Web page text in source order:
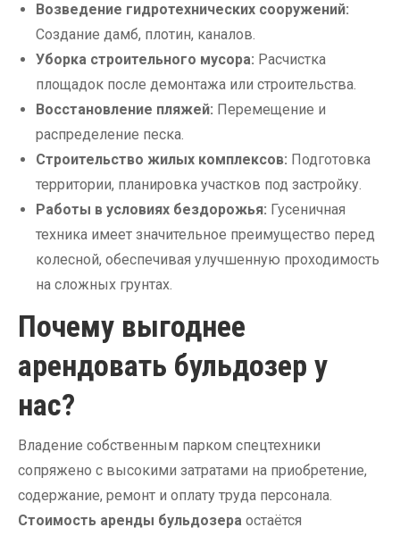
Возведение гидротехнических сооружений:
Создание дамб, плотин, каналов.
Уборка строительного мусора: Расчистка
площадок после демонтажа или строительства.
Восстановление пляжей: Перемещение и
распределение песка.
Строительство жилых комплексов: Подготовка
территории, планировка участков под застройку.
Работы в условиях бездорожья: Гусеничная
техника имеет значительное преимущество перед
колесной, обеспечивая улучшенную проходимость
на сложных грунтах.
Почему выгоднее
арендовать бульдозер у
нас?
Владение собственным парком спецтехники
сопряжено с высокими затратами на приобретение,
содержание, ремонт и оплату труда персонала.
Стоимость аренды бульдозера остаётся